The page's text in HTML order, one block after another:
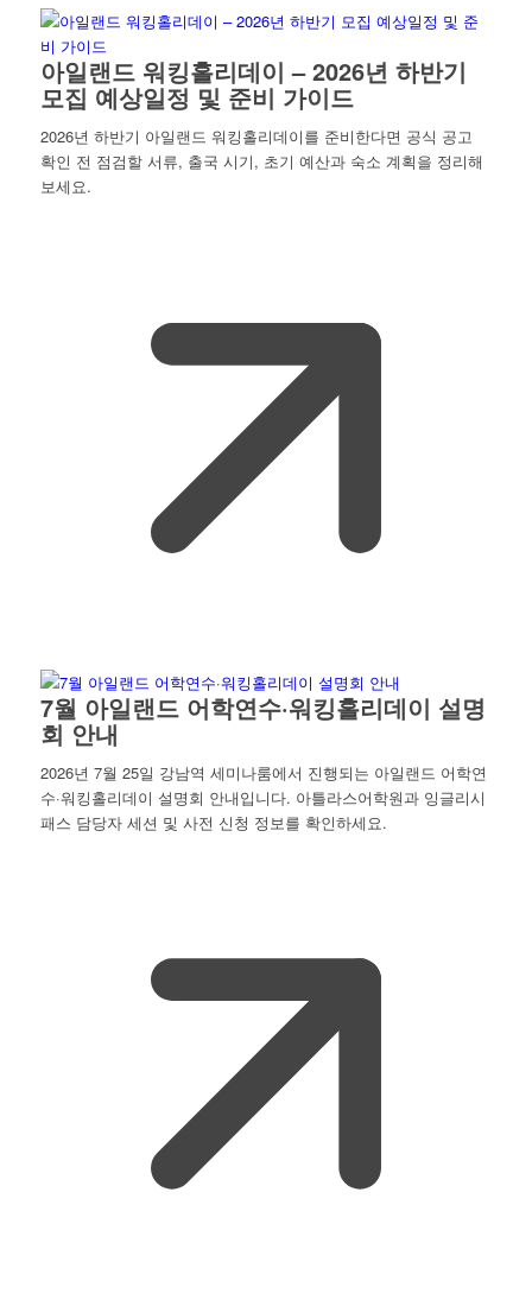
아일랜드 워킹홀리데이 – 2026년 하반기
모집 예상일정 및 준비 가이드
2026년 하반기 아일랜드 워킹홀리데이를 준비한다면 공식 공고
확인 전 점검할 서류, 출국 시기, 초기 예산과 숙소 계획을 정리해
보세요.
7월 아일랜드 어학연수·워킹홀리데이 설명
회 안내
2026년 7월 25일 강남역 세미나룸에서 진행되는 아일랜드 어학연
수·워킹홀리데이 설명회 안내입니다. 아틀라스어학원과 잉글리시
패스 담당자 세션 및 사전 신청 정보를 확인하세요.